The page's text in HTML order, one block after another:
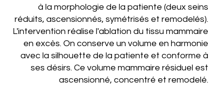
à la morphologie de la patiente (deux seins
réduits, ascensionnés, symétrisés et remodelés).
L'intervention réalise l'ablation du tissu mammaire
en excès. On conserve un volume en harmonie
avec la silhouette de la patiente et conforme à
ses désirs. Ce volume mammaire résiduel est
ascensionné, concentré et remodelé.